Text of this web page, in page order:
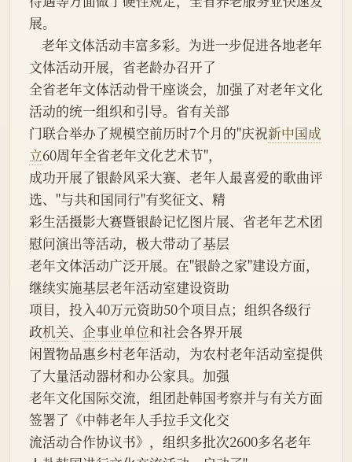
展。
文体活动开展，省老龄办召开了
全省老年文体活动骨干座谈会，加强了对老年文化
活动的统一组织和引导。省有关部
门联合举办了规模空前历时7个月的"庆祝新中国成
立60周年全省老年文化艺术节"，
成功开展了银龄风采大赛、老年人最喜爱的歌曲评
选、"与共和国同行"有奖征文、精
彩生活摄影大赛暨银龄记忆图片展、省老年艺术团
慰问演出等活动，极大带动了基层
老年文体活动广泛开展。在"银龄之家"建设方面，
继续实施基层老年活动室建设资助
项目，投入40万元资助50个项目点；组织各级行
政机关、 企事业单位和社会各界开展
闲置物品惠乡村老年活动，为农村老年活动室提供
了大量活动器材和办公家具。加强
老年文化国际交流，组团赴韩国考察并与有关方面
签署了《中韩老年人手拉手文化交
流活动合作协议书》，组织多批次2600多名老年